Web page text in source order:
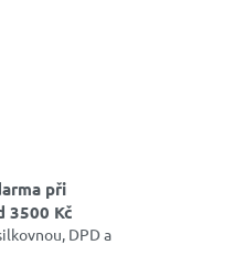
při
3500 Kč
DPD a